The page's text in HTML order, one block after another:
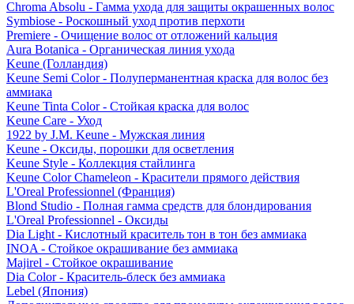
Chroma Absolu - Гамма ухода для защиты окрашенных волос
Symbiose - Роскошный уход против перхоти
Premiere - Очищение волос от отложений кальция
Aura Botanica - Органическая линия ухода
Keune (Голландия)
Keune Semi Color - Полуперманентная краска для волос без
аммиака
Keune Tinta Color - Стойкая краска для волос
Keune Care - Уход
1922 by J.M. Keune - Мужская линия
Keune - Оксиды, порошки для осветления
Keune Style - Коллекция стайлинга
Keune Color Chameleon - Красители прямого действия
L'Oreal Professionnel (Франция)
Blond Studio - Полная гамма средств для блондирования
L'Oreal Professionnel - Оксиды
Dia Light - Кислотный краситель тон в тон без аммиака
INOA - Стойкое окрашивание без аммиака
Majirel - Стойкое окрашивание
Dia Color - Краситель-блеск без аммиака
Lebel (Япония)